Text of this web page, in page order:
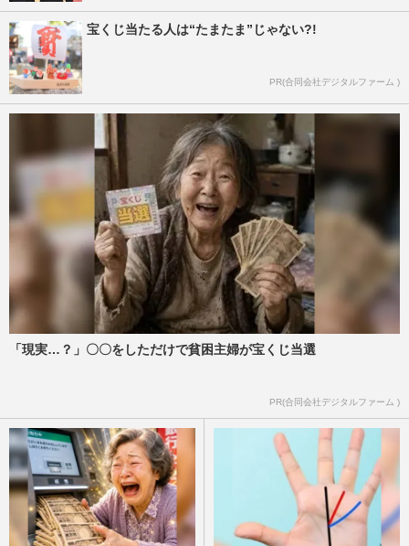
宝くじ当たる人は“たまたま”じゃない?!
PR(合同会社デジタルファーム )
「現実…？」〇〇をしただけで貧困主婦が宝くじ当選
PR(合同会社デジタルファーム )